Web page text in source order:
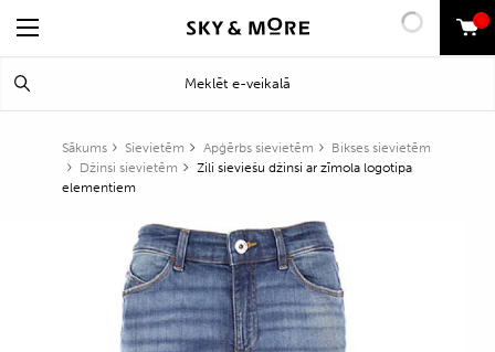
0
Sākums Sievietēm Apģērbs sievietēm
Bikses sievietēm
Džinsi sievietēm
Zili sieviešu džinsi ar zīmola logotipa
elementiem